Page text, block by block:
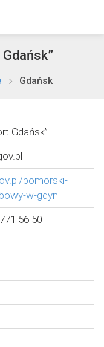
Gdańsk
Gdańsk”
pomorski-
w-gdyni
56 50